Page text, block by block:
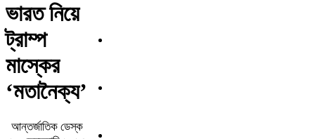
ভারত নিয়ে
ট্রাম্প
মাস্কের
‘মতানৈক্য’
আন্তর্জাতিক ডেস্ক